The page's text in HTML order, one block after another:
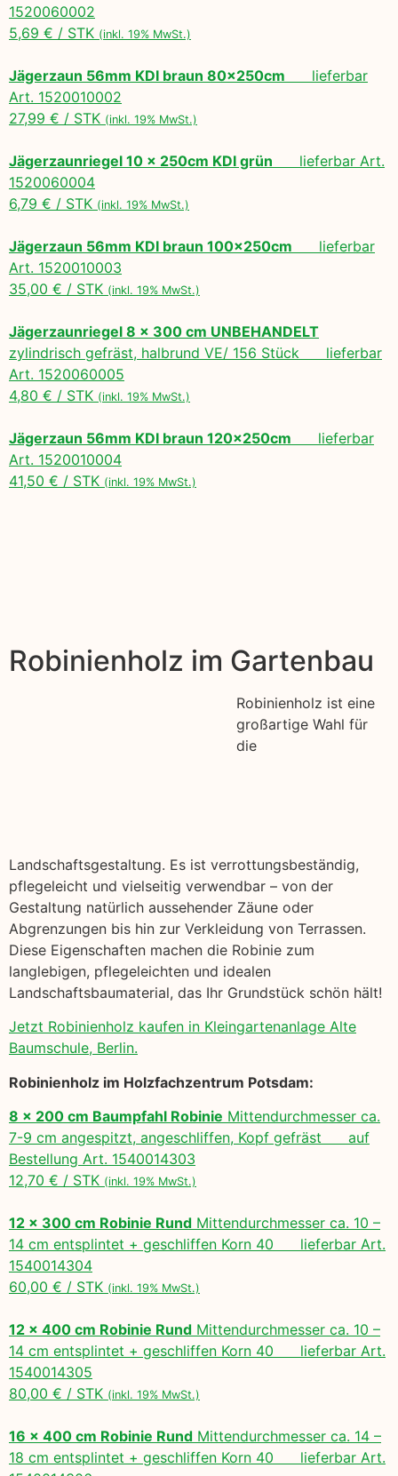
1520060002
5,69 € / STK (inkl. 19% MwSt.)
Jägerzaun 56mm KDI braun 80x250cm lieferbar
Art. 1520010002
27,99 € / STK (inkl. 19% MwSt.)
Jägerzaunriegel 10 x 250cm KDI grün lieferbar Art.
1520060004
6,79 € / STK (inkl. 19% MwSt.)
Jägerzaun 56mm KDI braun 100x250cm lieferbar
Art. 1520010003
35,00 € / STK (inkl. 19% MwSt.)
Jägerzaunriegel 8 x 300 cm UNBEHANDELT
zylindrisch gefräst, halbrund VE/ 156 Stück lieferbar
Art. 1520060005
4,80 € / STK (inkl. 19% MwSt.)
Jägerzaun 56mm KDI braun 120x250cm lieferbar
Art. 1520010004
41,50 € / STK (inkl. 19% MwSt.)
Robinienholz im Gartenbau
Robinienholz ist eine
großartige Wahl für
die
Landschaftsgestaltung. Es ist verrottungsbeständig,
pflegeleicht und vielseitig verwendbar – von der
Gestaltung natürlich aussehender Zäune oder
Abgrenzungen bis hin zur Verkleidung von Terrassen.
Diese Eigenschaften machen die Robinie zum
langlebigen, pflegeleichten und idealen
Landschaftsbaumaterial, das Ihr Grundstück schön hält!
Jetzt Robinienholz kaufen in Kleingartenanlage Alte
Baumschule, Berlin.
Robinienholz im Holzfachzentrum Potsdam:
8 x 200 cm Baumpfahl Robinie Mittendurchmesser ca.
7-9 cm angespitzt, angeschliffen, Kopf gefräst auf
Bestellung Art. 1540014303
12,70 € / STK (inkl. 19% MwSt.)
12 x 300 cm Robinie Rund Mittendurchmesser ca. 10 –
14 cm entsplintet + geschliffen Korn 40 lieferbar Art.
1540014304
60,00 € / STK (inkl. 19% MwSt.)
12 x 400 cm Robinie Rund Mittendurchmesser ca. 10 –
14 cm entsplintet + geschliffen Korn 40 lieferbar Art.
1540014305
80,00 € / STK (inkl. 19% MwSt.)
16 x 400 cm Robinie Rund Mittendurchmesser ca. 14 –
18 cm entsplintet + geschliffen Korn 40 lieferbar Art.